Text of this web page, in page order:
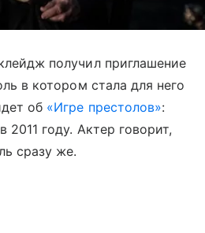
получил приглашение
в котором стала для него
об «Игре престолов»:
году. Актер говорит,
сразу же.